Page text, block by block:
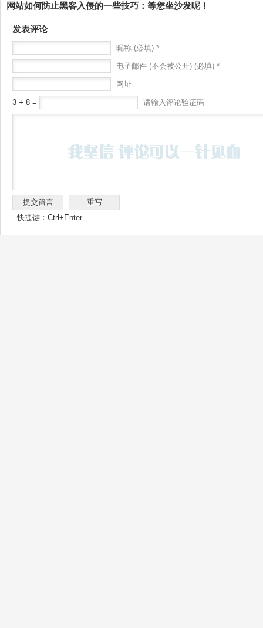
网站如何防止黑客入侵的一些技巧：等您坐沙发呢！
发表评论
昵称 (必填) *
电子邮件 (不会被公开) (必填) *
网址
3 + 8 = 请输入评论验证码
快捷键：Ctrl+Enter